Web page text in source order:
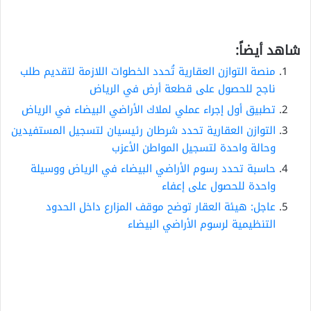
شاهد أيضاً:
منصة التوازن العقارية تُحدد الخطوات اللازمة لتقديم طلب
ناجح للحصول على قطعة أرض في الرياض
تطبيق أول إجراء عملي لملاك الأراضي البيضاء في الرياض
التوازن العقارية تحدد شرطان رئيسيان لتسجيل المستفيدين
وحالة واحدة لتسجيل المواطن الأعزب
حاسبة تحدد رسوم الأراضي البيضاء في الرياض ووسيلة
واحدة للحصول على إعفاء
عاجل: هيئة العقار توضح موقف المزارع داخل الحدود
التنظيمية لرسوم الأراضي البيضاء